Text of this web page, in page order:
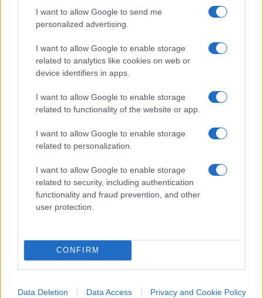
I want to allow Google to send me
personalized advertising.
I want to allow Google to enable storage
related to analytics like cookies on web or
device identifiers in apps.
I want to allow Google to enable storage
related to functionality of the website or app.
I want to allow Google to enable storage
related to personalization.
I want to allow Google to enable storage
related to security, including authentication
functionality and fraud prevention, and other
user protection.
CONFIRM
Data Deletion Data Access Privacy and Cookie Policy
Leggere sempreFederico Rampini
viziati che le pensano (si fa per dire) tutte per
odiare l’occidente che li ha viziati. Adesso si
inventano un campeggio comunista che ricorda
molto i vecchi campi scuola in Cecoslovacchia
dove allevavano terroristi e spie, iniziativa
surreale, demenziale, patetica, ma non priva di un
suo fascino da asini rossi: ce ne parla una Lella
molto carciofara con maglia falcemartellata,
impercettibile è stampigliata una scritta
minuscola:“Perché, a me che mi manca?”.